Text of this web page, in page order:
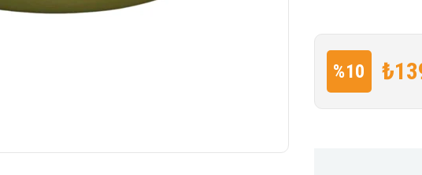
%10
İndirim